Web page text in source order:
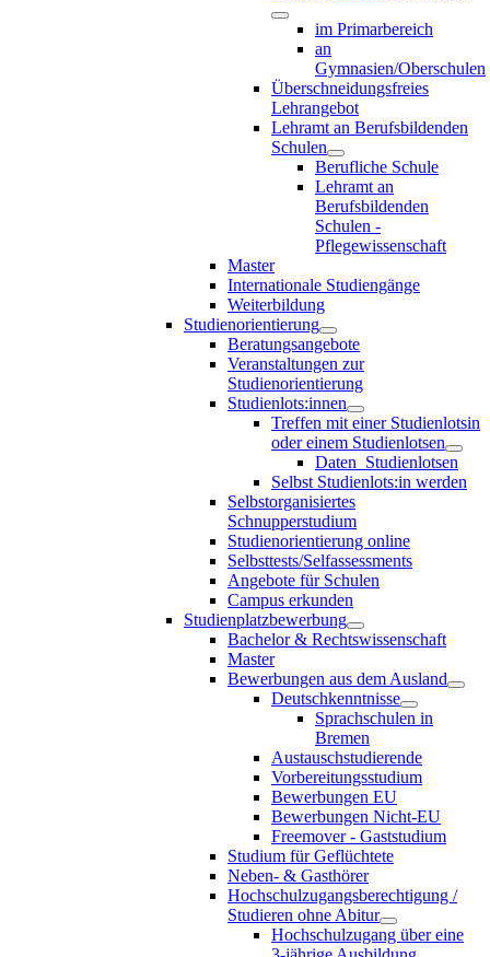
im Primarbereich
an
Gymnasien/Oberschulen
Überschneidungsfreies
Lehrangebot
Lehramt an Berufsbildenden
Schulen
Berufliche Schule
Lehramt an
Berufsbildenden
Schulen -
Pflegewissenschaft
Master
Internationale Studiengänge
Weiterbildung
Studienorientierung
Beratungsangebote
Veranstaltungen zur
Studienorientierung
Studienlots:innen
Treffen mit einer Studienlotsin
oder einem Studienlotsen
Daten_Studienlotsen
Selbst Studienlots:in werden
Selbstorganisiertes
Schnupperstudium
Studienorientierung online
Selbsttests/Selfassessments
Angebote für Schulen
Campus erkunden
Studienplatzbewerbung
Bachelor & Rechtswissenschaft
Master
Bewerbungen aus dem Ausland
Deutschkenntnisse
Sprachschulen in
Bremen
Austauschstudierende
Vorbereitungsstudium
Bewerbungen EU
Bewerbungen Nicht-EU
Freemover - Gaststudium
Studium für Geflüchtete
Neben- & Gasthörer
Hochschulzugangsberechtigung /
Studieren ohne Abitur
Hochschulzugang über eine